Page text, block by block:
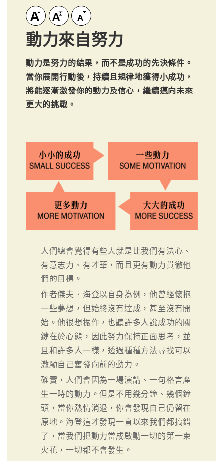
動力來自努力
動力是努力的結果，而不是成功的先決條件。
當你展開行動後，持續且規律地獲得小成功，
將能逐漸激發你的動力及信心，繼續邁向未來
更大的挑戰。
人們總會覺得有些人就是比我們有決心、
有意志力、有才華，而且更有動力貫徹他
們的目標。
作者傑夫．海登以自身為例，他曾經懷抱
一些夢想，但始終沒有達成，甚至沒有開
始。他很想振作，也聽許多人說成功的關
鍵在於心態，因此努力保持正面思考，並
且和許多人一樣，透過種種方法尋找可以
激勵自己奮發向前的動力。
確實，人們會因為一場演講、一句格言產
生一時的動力。但是不用幾分鐘、幾個鐘
頭，當你熱情消退，你會發現自己仍留在
原地。海登這才發現一直以來我們都搞錯
了，當我們把動力當成啟動一切的第一束
火花，一切都不會發生。